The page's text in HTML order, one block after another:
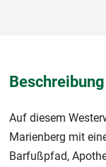
Beschreibung
Auf diesem
Marienberg mit
Barfußpfad,